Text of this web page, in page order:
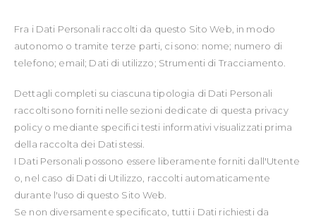
Fra i Dati Personali raccolti da questo Sito Web, in modo
autonomo o tramite terze parti, ci sono: nome; numero di
telefono; email; Dati di utilizzo; Strumenti di Tracciamento.
Dettagli completi su ciascuna tipologia di Dati Personali
raccolti sono forniti nelle sezioni dedicate di questa privacy
policy o mediante specifici testi informativi visualizzati prima
della raccolta dei Dati stessi.
I Dati Personali possono essere liberamente forniti dall'Utente
o, nel caso di Dati di Utilizzo, raccolti automaticamente
durante l'uso di questo Sito Web.
Se non diversamente specificato, tutti i Dati richiesti da